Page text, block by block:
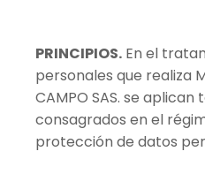
PRINCIPIOS. En el
personales que realiza
CAMPO SAS. se
consagrados en el
protección de datos